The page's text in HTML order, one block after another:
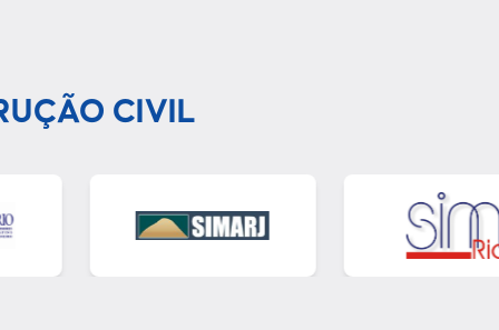
CIVIL